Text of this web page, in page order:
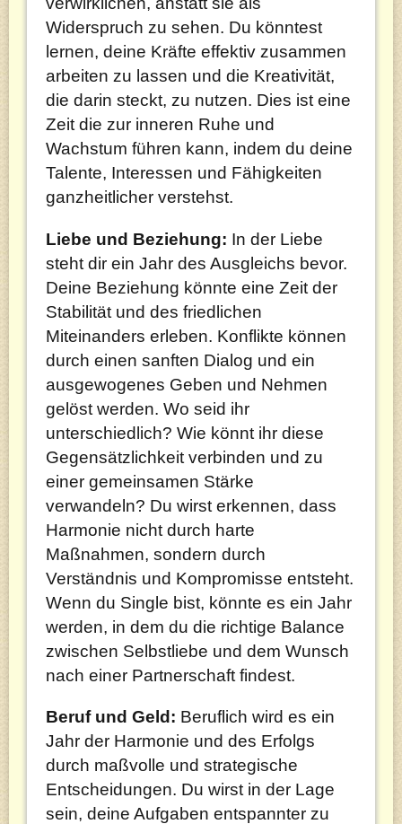
Widerspruch zu sehen. Du könntest
lernen, deine Kräfte effektiv zusammen
arbeiten zu lassen und die Kreativität,
die darin steckt, zu nutzen. Dies ist eine
Zeit die zur inneren Ruhe und
Wachstum führen kann, indem du deine
Talente, Interessen und Fähigkeiten
ganzheitlicher verstehst.
Liebe und Beziehung: In der Liebe
steht dir ein Jahr des Ausgleichs bevor.
Deine Beziehung könnte eine Zeit der
Stabilität und des friedlichen
Miteinanders erleben. Konflikte können
durch einen sanften Dialog und ein
ausgewogenes Geben und Nehmen
gelöst werden. Wo seid ihr
unterschiedlich? Wie könnt ihr diese
Gegensätzlichkeit verbinden und zu
einer gemeinsamen Stärke
verwandeln? Du wirst erkennen, dass
Harmonie nicht durch harte
Maßnahmen, sondern durch
Verständnis und Kompromisse entsteht.
Wenn du Single bist, könnte es ein Jahr
werden, in dem du die richtige Balance
zwischen Selbstliebe und dem Wunsch
nach einer Partnerschaft findest.
Beruf und Geld: Beruflich wird es ein
Jahr der Harmonie und des Erfolgs
durch maßvolle und strategische
Entscheidungen. Du wirst in der Lage
sein, deine Aufgaben entspannter zu